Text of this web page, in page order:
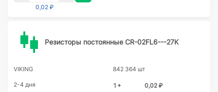
0,02 ₽
Резисторы постоянные CR-02FL6---27K
VIKING 842 364 шт
2-4 дня 1 + 0,02 ₽